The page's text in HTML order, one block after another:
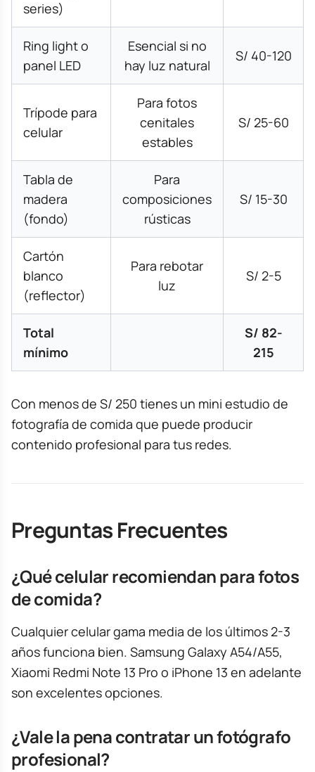
series)
Ring light o
panel LED
Esencial si no
hay luz natural
S/ 40-120
Trípode para
celular
Para fotos
cenitales
estables
S/ 25-60
Tabla de
madera
(fondo)
Para
composiciones
rústicas
S/ 15-30
Cartón
blanco
(reflector)
Para rebotar
luz
S/ 2-5
Total
mínimo
S/ 82-
215
Con menos de S/ 250 tienes un mini estudio de
fotografía de comida que puede producir
contenido profesional para tus redes.
Preguntas Frecuentes
¿Qué celular recomiendan para fotos
de comida?
Cualquier celular gama media de los últimos 2-3
años funciona bien. Samsung Galaxy A54/A55,
Xiaomi Redmi Note 13 Pro o iPhone 13 en adelante
son excelentes opciones.
¿Vale la pena contratar un fotógrafo
profesional?